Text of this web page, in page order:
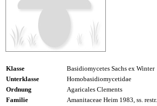
Klasse
Basidiomycetes Sachs ex Winter
Unterklasse
Homobasidiomycetidae
Ordnung
Agaricales Clements
Familie
Amanitaceae Heim 1983, ss. restr.